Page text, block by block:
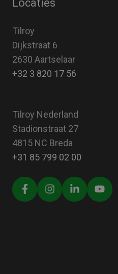
Locaties
Tilroy
Dijkstraat 6
2630 Aartselaar
+32 3 820 17 56
Tilroy Nederland
Stadionstraat 27
4815 NC Breda
+31 85 799 02 00